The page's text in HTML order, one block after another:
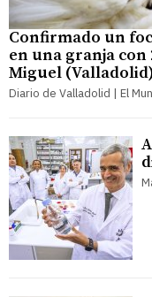
Confirmado un
en una granja con
Miguel
Diario de Valladolid | El